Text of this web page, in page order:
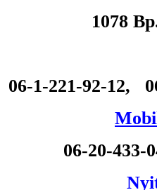
1078
06-1-221-92-12,
06-20-